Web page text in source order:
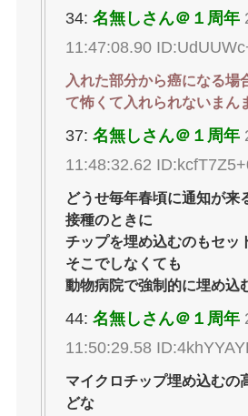
34: 名無しさん＠１周年
11:47:08.90
入れた部分から癌になる場
て怖くて入れられないまん
37: 名無しさん＠１周年
11:48:32.62
どうせ毎年春頃に通知が来
接種のときに
チップを埋め込むのもセッ
そこでしなくても
動物病院で強制的に埋め込
44: 名無しさん＠１周年
11:50:29.58
マイクロチップ埋め込むの
どな